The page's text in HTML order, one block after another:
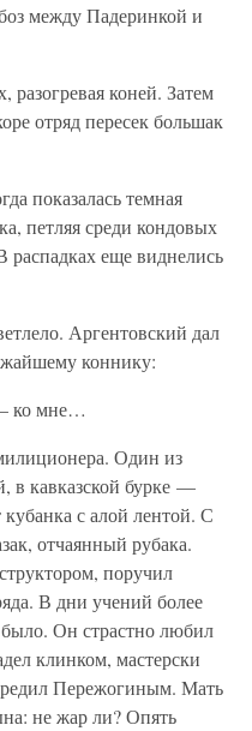
между Падеринкой и
коней. Затем
отряд пересек большак
показалась темная
петляя среди кондовых
распадках еще виднелись
Аргентовский дал
коннику:
ко мне…
Один из
кавказской бурке —
с алой лентой. С
отчаянный рубака.
поручил
В дни учений более
было. Он страстно любил
клинком, мастерски
Пережогиным. Мать
не жар ли? Опять